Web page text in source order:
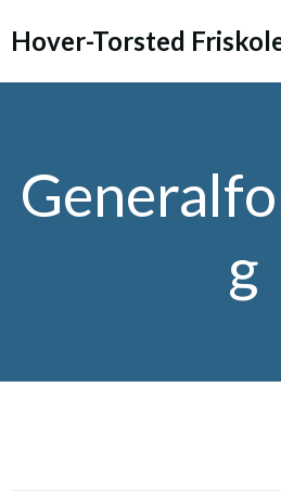
til
Hover-Torsted
g